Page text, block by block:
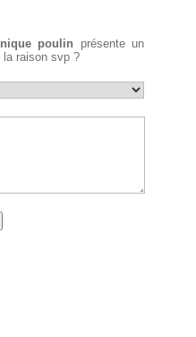
poulin présente un
la raison svp ?